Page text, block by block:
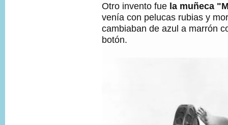
G
E
N
,
Otro invento fue la muñeca
venía con pelucas rubias y
cambiaban de azul a marrón
botón.